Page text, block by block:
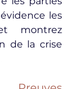
les
montrez
de la crise